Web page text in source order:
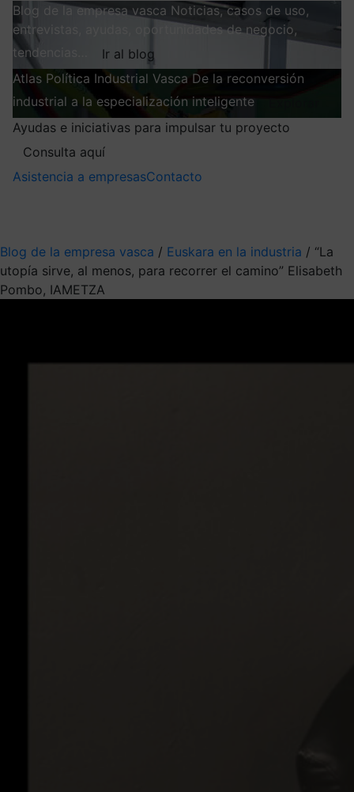
Blog de la empresa vasca Noticias, casos de uso,
entrevistas, ayudas, oportunidades de negocio,
tendencias…
Ir al blog
Atlas Política Industrial Vasca De la reconversión
industrial a la especialización inteligente
Ayudas e iniciativas para impulsar tu proyecto
Consulta aquí
Asistencia a empresasContacto
Blog de la empresa vasca / Euskara en la industria / “La
utopía sirve, al menos, para recorrer el camino” Elisabeth
Pombo, IAMETZA